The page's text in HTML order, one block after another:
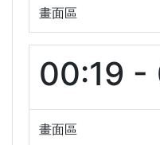
畫面區
00:19 -
畫面區